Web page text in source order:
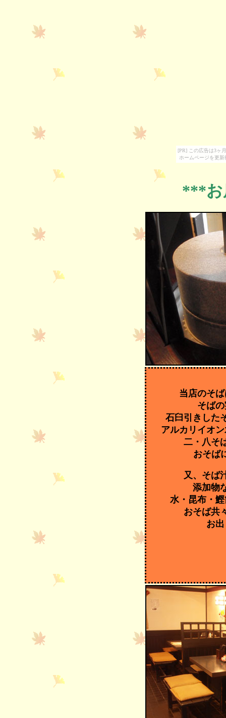
[PR] この広告は3ヶ
ホームページを更
***お
当店のそ
そば
石臼引きした
アルカリイオ
二・八そ
おそば
又、そば
添加物
水・昆布・
おそば共
お